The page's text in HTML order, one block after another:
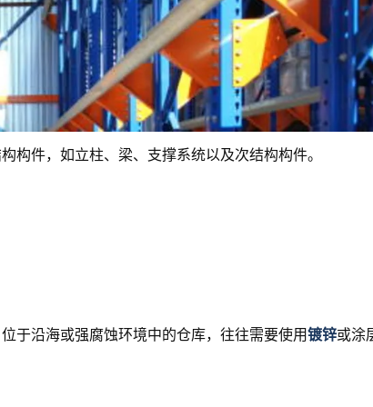
构件，如立柱、梁、支撑系统以及次结构构件。
于沿海或强腐蚀环境中的仓库，往往需要使用镀锌或涂